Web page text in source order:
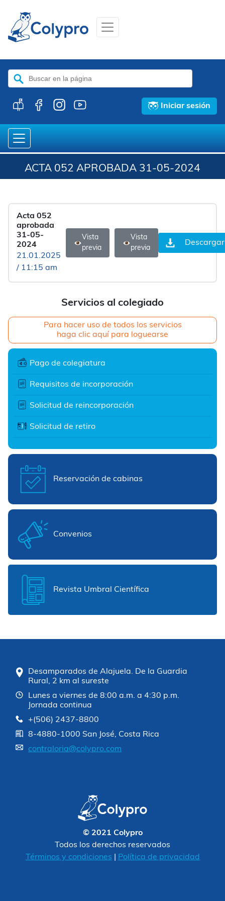
Buscar:
Iniciar sesión
ACTA 052 APROBADA 31-05-2024
Servicios al colegiado
Para hacer uso de todos los servicios
haga clic aquí para loguearse
Pago de colegiatura
Requisitos de incorporación
Solicitud de reincorporación
Solicitud de retiro
Reservación de cabinas
Convenios
Revista Umbral Científica
Acta 052
aprobada
31-05-
2024
21.01.2025
/ 11:15 am
Vista
previa
Vista
previa
Descargar
Desamparados de Alajuela. De la Guardia
Rural, 2 km al sureste
Lunes a viernes de 8:00 a.m. a 4:30 p.m.
Jornada continua
+(506) 2437-8800
8-4880-1000 San José, Costa Rica
contraloria@colypro.com
© 2021 Colypro
Todos los derechos reservados
Términos y condiciones
Política de privacidad